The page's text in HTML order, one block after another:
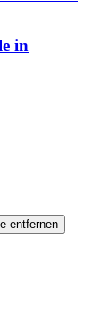
in
entfernen